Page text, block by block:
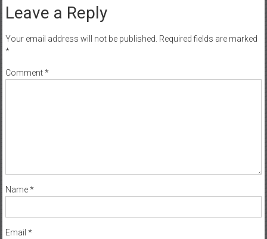
Leave a Reply
Your email address will not be published. Required fields are marked
*
Comment*
Name*
Email *